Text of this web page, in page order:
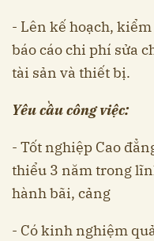
- Lên kế hoạch,
báo cáo chi phí sửa
tài sản và thiết bị.
Yêu cầu công việc:
- Tốt nghiệp Cao
thiểu 3 năm trong
hành bãi, cảng
- Có kinh nghiệm